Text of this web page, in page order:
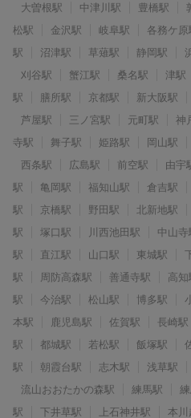
大曽根駅
中津川駅 豊橋駅
松駅
金沢駅 岐阜駅 各務ケ原
駅
沼津駅 草薙駅 静岡駅
刈谷駅
蟹江駅 桑名駅 津駅
駅
膳所駅 京都駅 新大阪駅
芦屋駅
三ノ宮駅 元町駅 神
寺駅
舞子駅 姫路駅 岡山駅
西条駅
広島駅 前空駅 由宇
駅
亀岡駅 福知山駅 倉吉駅
駅
京橋駅 野田駅 北新地駅
駅
塚口駅 川西池田駅 中山寺
駅
直江駅 山口駅 東城駅
駅
周防高森駅 善通寺駅 高知
駅
今治駅 松山駅 博多駅
本駅
鹿児島駅 佐賀駅 長崎駅
駅
都城駅 若松駅 飯塚駅
駅
朝霞台駅 志木駅 浅草駅
流山おおたかの森駅
練馬駅
駅
下井草駅 上石神井駅 本川